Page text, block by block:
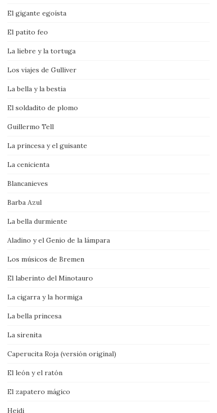
El gigante egoísta
El patito feo
La liebre y la tortuga
Los viajes de Gulliver
La bella y la bestia
El soldadito de plomo
Guillermo Tell
La princesa y el guisante
La cenicienta
Blancanieves
Barba Azul
La bella durmiente
Aladino y el Genio de la lámpara
Los músicos de Bremen
El laberinto del Minotauro
La cigarra y la hormiga
La bella princesa
La sirenita
Caperucita Roja (versión original)
El león y el ratón
El zapatero mágico
Heidi